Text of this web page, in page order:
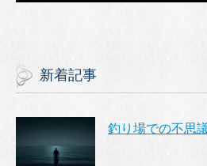
新着記事
釣り場での不思